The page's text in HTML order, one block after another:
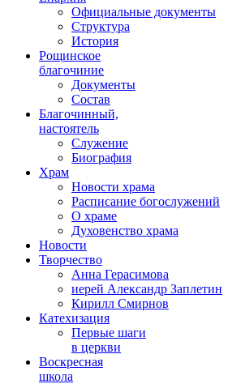
Официальные документы
Структура
История
Рощинское
благочиние
Документы
Состав
Благочинный,
настоятель
Служение
Биография
Храм
Новости храма
Расписание богослужений
О храме
Духовенство храма
Новости
Творчество
Анна Герасимова
иерей Александр Заплетин
Кирилл Смирнов
Катехизация
Первые шаги
в церкви
Воскресная
школа